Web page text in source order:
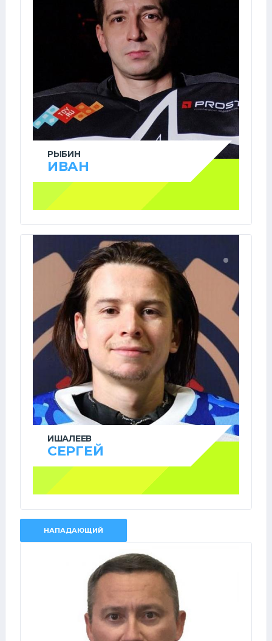
РЫБИН
ИВАН
ИШАЛЕЕВ
СЕРГЕЙ
НАПАДАЮЩИЙ